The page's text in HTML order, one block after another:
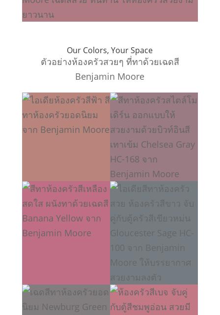
Our Colors, Your Space
ตัวอย่างห้องครัวสวยๆ ที่ทาด้วยเฉดสี
Benjamin Moore